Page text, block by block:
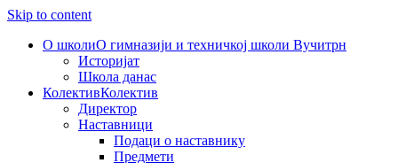
Skip to content
О школиО гимназији и техничкој школи Вучитрн
Историјат
Школа данас
КолективКолектив
Директор
Наставници
Подаци о наставнику
Предмети